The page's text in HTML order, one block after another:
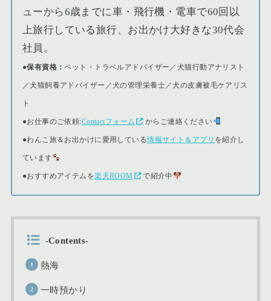
ューから6歳までに車・飛行機・電車で60回以
上旅行している旅行、お出かけ大好きな30代会
社員。
●保有資格：ペット・トラベルアドバイザー／犬猫行動アナリスト
／犬猫飼養アドバイザー／犬の管理栄養士／犬の皮膚被毛ケアリス
ト
●お仕事のご依頼:Contactフォーム からご連絡ください
●わんこ旅＆お出かけに愛用している情報サイト＆アプリ を紹介し
ています
●おすすめアイテムを楽天ROOM で紹介中
-Contents-
熱海
一時預かり